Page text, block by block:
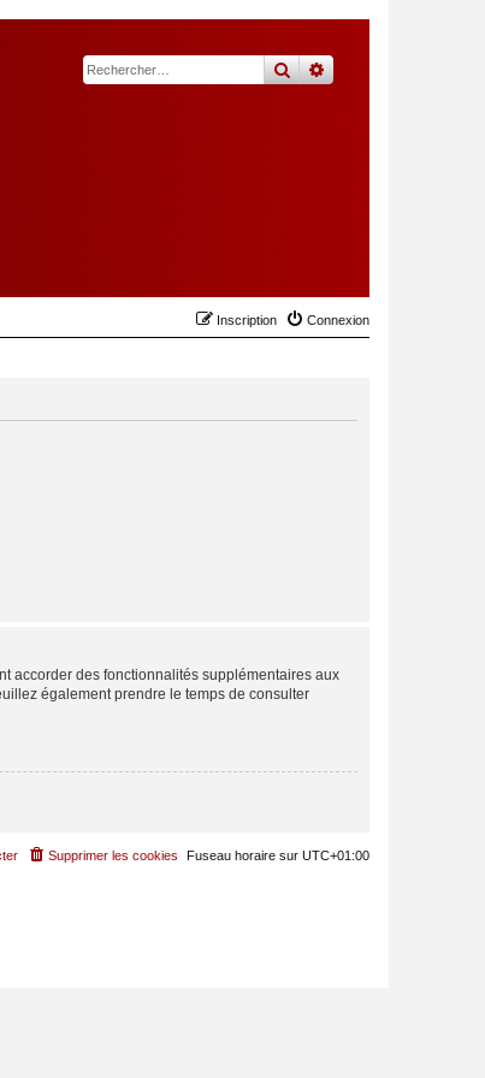
rechercher
recherche
Connexion
Inscription
accorder des fonctionnalités supplémentaires aux
également prendre le temps de consulter
Fuseau horaire sur UTC+01:00
Supprimer les cookies